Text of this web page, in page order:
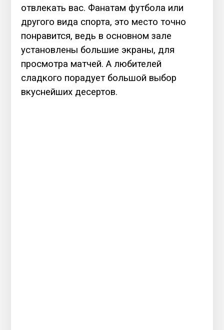
отвлекать вас. Фанатам футбола или
другого вида спорта, это место точно
понравится, ведь в основном зале
установлены большие экраны, для
просмотра матчей. А любителей
сладкого порадует большой выбор
вкуснейших десертов.